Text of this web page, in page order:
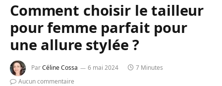
Comment choisir le tailleur
pour femme parfait pour
une allure stylée ?
ParCéline Cossa 6 mai 2024
7 Minutes
Aucun commentaire